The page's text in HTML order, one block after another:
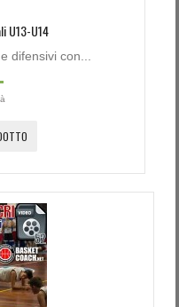
U13-U14
difensivi con...